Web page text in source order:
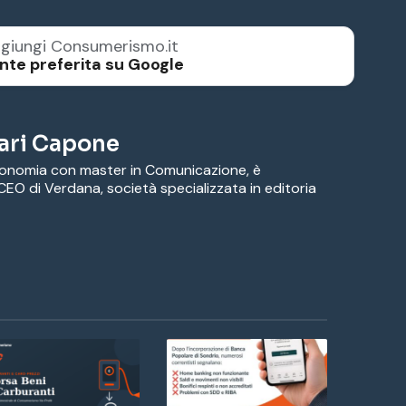
Consumerismo.it
preferita su Google
Capone
con master in Comunicazione, è
di Verdana, società specializzata in editoria